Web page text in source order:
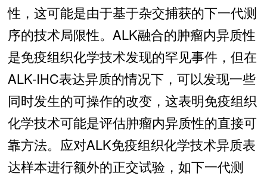
性，这可能是由于基于杂交捕获的下一代测
序的技术局限性。ALK融合的肿瘤内异质性
是免疫组织化学技术发现的罕见事件，但在
ALK-IHC表达异质的情况下，可以发现一些
同时发生的可操作的改变，这表明免疫组织
化学技术可能是评估肿瘤内异质性的直接可
靠方法。应对ALK免疫组织化学技术异质表
达样本进行额外的正交试验，如下一代测